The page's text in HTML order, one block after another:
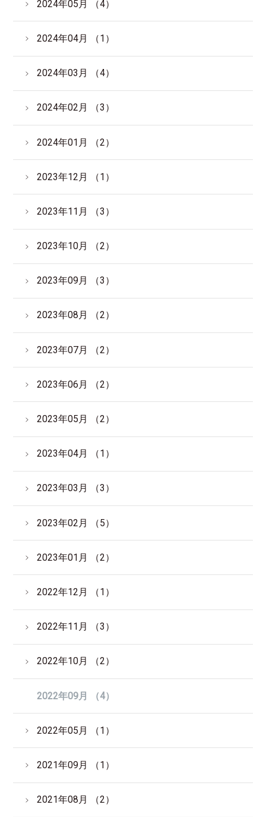
2024年05月 （4）
2024年04月 （1）
2024年03月 （4）
2024年02月 （3）
2024年01月 （2）
2023年12月 （1）
2023年11月 （3）
2023年10月 （2）
2023年09月 （3）
2023年08月 （2）
2023年07月 （2）
2023年06月 （2）
2023年05月 （2）
2023年04月 （1）
2023年03月 （3）
2023年02月 （5）
2023年01月 （2）
2022年12月 （1）
2022年11月 （3）
2022年10月 （2）
2022年09月 （4）
2022年05月 （1）
2021年09月 （1）
2021年08月 （2）